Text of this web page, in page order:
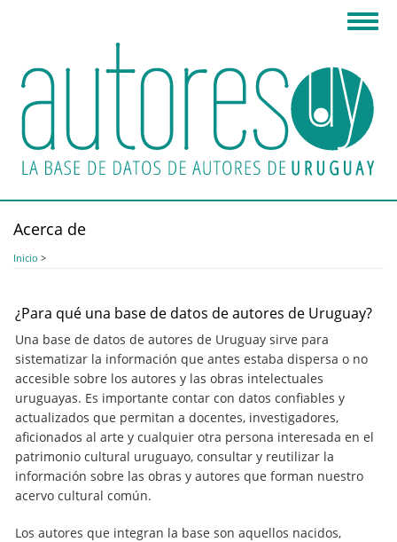
principal
Acerca de
Inicio >
¿Para qué una base de datos de autores de Uruguay?
Una base de datos de autores de Uruguay sirve para
sistematizar la información que antes estaba dispersa o no
accesible sobre los autores y las obras intelectuales
uruguayas. Es importante contar con datos confiables y
actualizados que permitan a docentes, investigadores,
aficionados al arte y cualquier otra persona interesada en el
patrimonio cultural uruguayo, consultar y reutilizar la
información sobre las obras y autores que forman nuestro
acervo cultural común.
Los autores que integran la base son aquellos nacidos,